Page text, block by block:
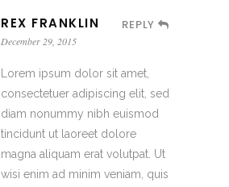
REX FRANKLIN REPLY
December 29, 2015
Lorem ipsum dolor sit amet,
consectetuer adipiscing elit, sed
diam nonummy nibh euismod
tincidunt ut laoreet dolore
magna aliquam erat volutpat. Ut
wisi enim ad minim veniam, quis